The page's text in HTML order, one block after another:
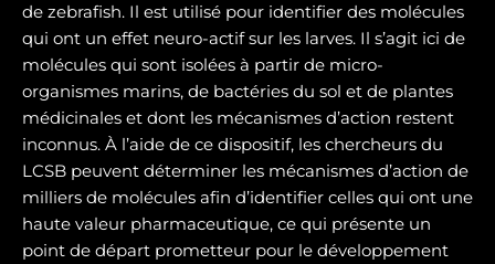
de zebrafish. Il est utilisé pour identifier des molécules
qui ont un effet neuro-actif sur les larves. Il s’agit ici de
molécules qui sont isolées à partir de micro-
organismes marins, de bactéries du sol et de plantes
médicinales et dont les mécanismes d’action restent
inconnus. À l’aide de ce dispositif, les chercheurs du
LCSB peuvent déterminer les mécanismes d’action de
milliers de molécules afin d’identifier celles qui ont une
haute valeur pharmaceutique, ce qui présente un
point de départ prometteur pour le développement